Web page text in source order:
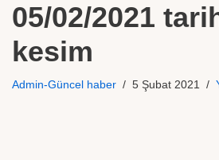
05/02/2021
kesim
Admin-Güncel haber 5 Şubat 2021